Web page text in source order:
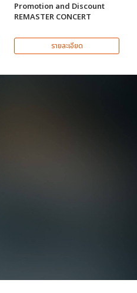
Promotion and Discount
REMASTER CONCERT
รายละเอียด